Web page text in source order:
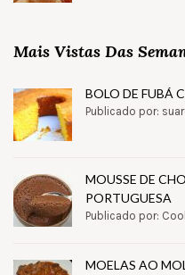
Mais Vistas Das
BOLO DE FUBÁ
Publicado por:
MOUSSE DE
PORTUGUESA
Publicado por:
MOELAS AO